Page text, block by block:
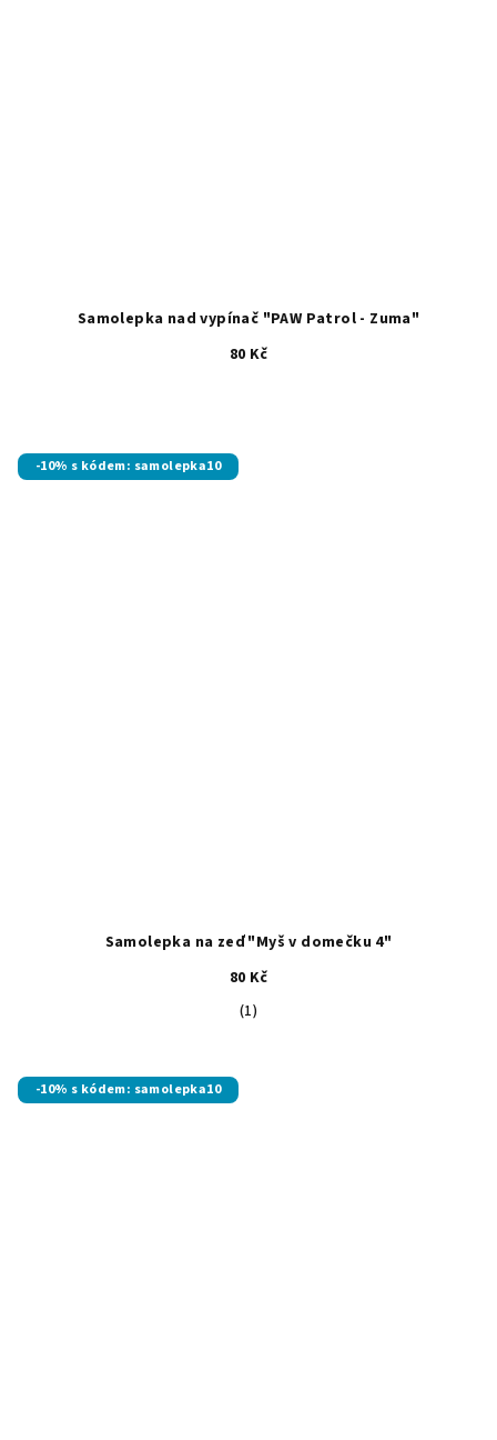
Samolepka nad vypínač "PAW Patrol - Zuma"
80 Kč
-10% s kódem: samolepka10
Samolepka na zeď "Myš v domečku 4"
80 Kč
Průměrné
je
5,0
(1)
-10% s kódem: samolepka10